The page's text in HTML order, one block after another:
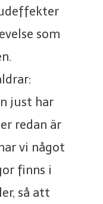
som
just har
redan är
vi något
finns i
så att